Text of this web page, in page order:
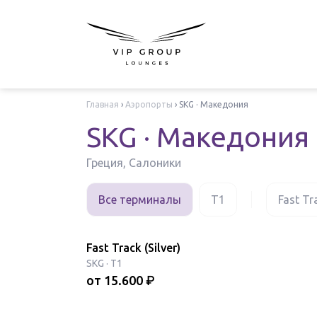
Главная › Аэропорты › SKG · Македония
SKG · Македония
Греция, Салоники
Все терминалы T1 Fast
Fast Track (Silver)
SKG · T1
от 15.600 ₽